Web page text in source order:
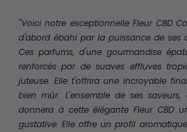
"Voici notre exceptionnelle Fleur CBD
d'abord ébahi par la puissance de ses
Ces parfums, d'une gourmandise
renforcés par de suaves effluves
juteuse. Elle t'offrira une incroyable
bien mûr. L'ensemble de ses saveurs,
donnera à cette élégante Fleur CBD
gustative. Elle offre un profil